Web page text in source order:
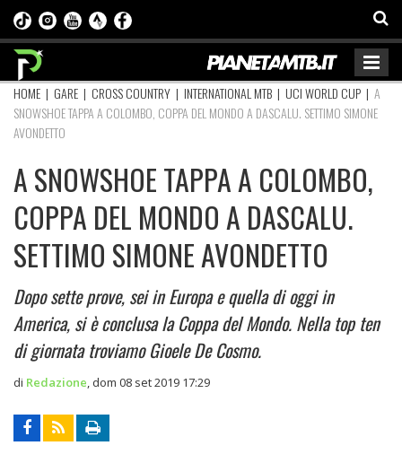
HOME | GARE | CROSS COUNTRY | INTERNATIONAL MTB | UCI WORLD CUP | A
SNOWSHOE TAPPA A COLOMBO, COPPA DEL MONDO A DASCALU. SETTIMO SIMONE
AVONDETTO
A SNOWSHOE TAPPA A COLOMBO,
COPPA DEL MONDO A DASCALU.
SETTIMO SIMONE AVONDETTO
Dopo sette prove, sei in Europa e quella di oggi in
America, si è conclusa la Coppa del Mondo. Nella top ten
di giornata troviamo Gioele De Cosmo.
di Redazione dom 08 set 2019 17:29